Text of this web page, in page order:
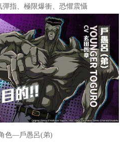
指、極限爆衝、恐懼震懾
色—戶愚呂(弟)